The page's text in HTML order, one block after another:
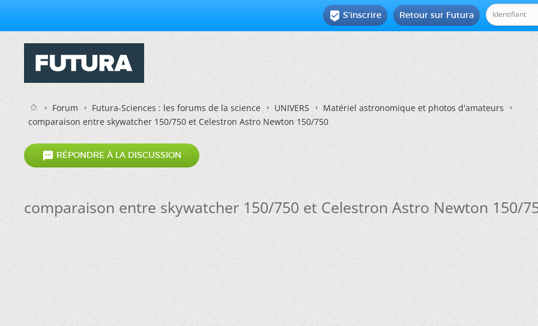
Retour sur Futura
 S'inscrire
Forum Futura-Sciences : les forums de la science UNIVERS
Matériel astronomique et photos d'amateurs
comparaison entre skywatcher 150/750 et Celestron Astro Newton 150/750
 RÉPONDRE À LA DISCUSSION
comparaison entre skywatcher 150/750 et Celestron Astro Newton 150/